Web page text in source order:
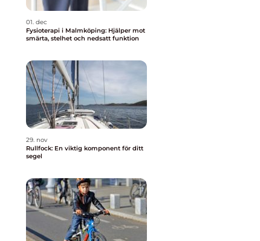
01. dec
Fysioterapi i Malmköping: Hjälper mot
smärta, stelhet och nedsatt funktion
29. nov
Rullfock: En viktig komponent för ditt
segel